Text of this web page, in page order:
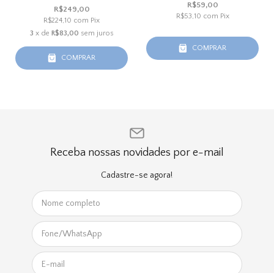
R$249,00
R$224,10 com Pix
3 x de R$83,00 sem juros
COMPRAR
R$59,00
R$53,10 com Pix
COMPRAR
Receba nossas novidades por e-mail
Cadastre-se agora!